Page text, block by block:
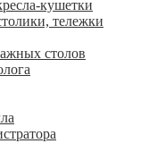
кушетки
тележки
столов